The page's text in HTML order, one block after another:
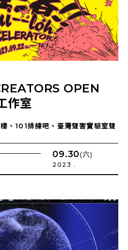
OPEN
作室
、101排練吧、臺灣聲響實驗室聲
09.30(六)
2023 .